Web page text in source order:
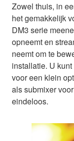
Zowel thuis, in
het gemakkelijk
DM3 serie
opneemt en
neemt om te
installatie. U
voor een klein
als submixer
eindeloos.